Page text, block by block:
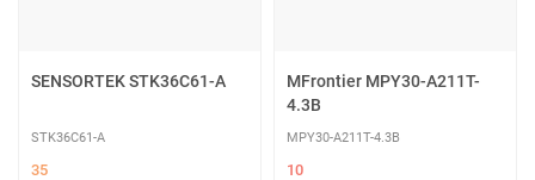
SENSORTEK STK36C61-A
STK36C61-A
35
MFrontier MPY30-A211T-
4.3B
MPY30-A211T-4.3B
10